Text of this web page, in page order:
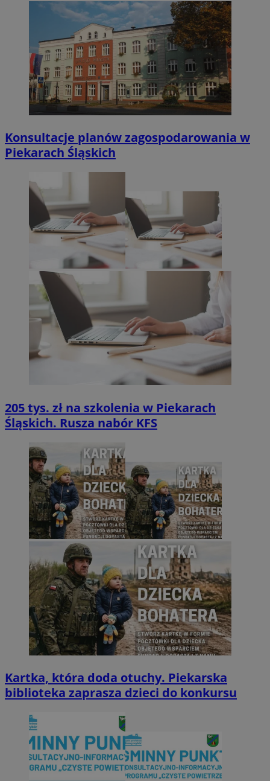
Konsultacje planów zagospodarowania w
Piekarach Śląskich
205 tys. zł na szkolenia w Piekarach
Śląskich. Rusza nabór KFS
Kartka, która doda otuchy. Piekarska
biblioteka zaprasza dzieci do konkursu